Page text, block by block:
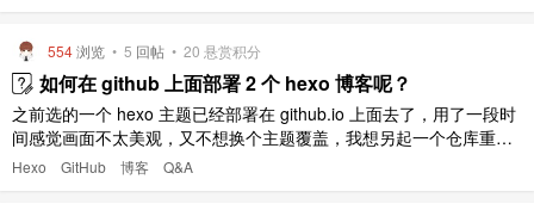
554浏览 • 5 回帖 • 20 悬赏积分
如何在 github 上面部署 2 个 hexo 博客呢？
之前选的一个 hexo 主题已经部署在 github.io 上面去了，用了一段时
间感觉画面不太美观，又不想换个主题覆盖，我想另起一个仓库重新
部署一个和原来不同的博客，求大神指教
Hexo GitHub 博客 Q&A